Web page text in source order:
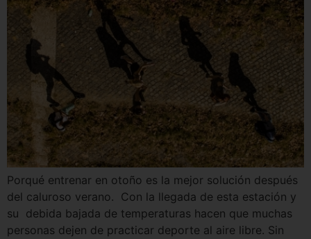
Porqué entrenar en otoño es la mejor solución después
del caluroso verano. Con la llegada de esta estación y
su debida bajada de temperaturas hacen que muchas
personas dejen de practicar deporte al aire libre. Sin